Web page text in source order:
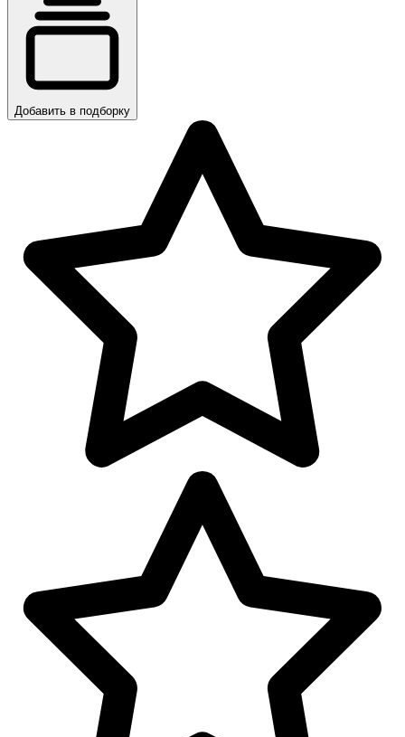
Добавить в подборку